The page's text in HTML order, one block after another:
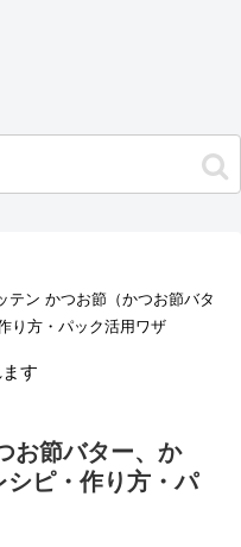
テン かつお節（かつお節バタ
り方・パック活用ワザ
す
お節バター、か
ピ・作り方・パ